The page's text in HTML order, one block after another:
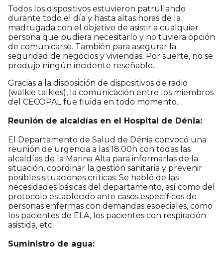
Todos los dispositivos estuvieron patrullando
durante todo el día y hasta altas horas de la
madrugada con el objetivo de asistir a cualquier
persona que pudiera necesitarlo y no tuviera opción
de comunicarse. También para asegurar la
seguridad de negocios y viviendas. Por suerte, no se
produjo ningún incidente reseñable.
Gracias a la disposición de dispositivos de radio
(walkie talkies), la comunicación entre los miembros
del CECOPAL fue fluida en todo momento.
Reunión de alcaldías en el Hospital de Dénia:
El Departamento de Salud de Dénia convocó una
reunión de urgencia a las 18.00h con todas las
alcaldías de la Marina Alta para informarlas de la
situación, coordinar la gestión sanitaria y prevenir
posibles situaciones críticas. Se habló de las
necesidades básicas del departamento, así como del
protocolo establecido ante casos específicos de
personas enfermas con demandas especiales, como
los pacientes de ELA, los pacientes con respiración
asistida, etc.
Suministro de agua: